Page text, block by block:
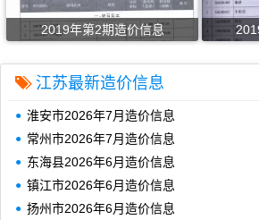
2019年第2期造价信息
江苏最新造价信息
淮安市2026年7月造价信息
常州市2026年7月造价信息
东海县2026年6月造价信息
镇江市2026年6月造价信息
扬州市2026年6月造价信息